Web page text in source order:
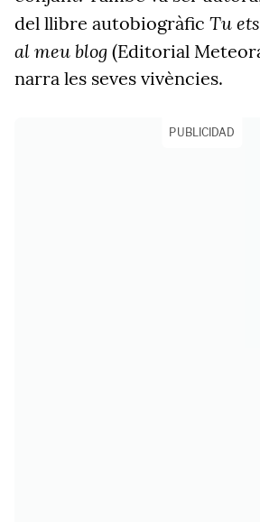
del llibre autobiogràfic Tu
al meu blog (Editorial
narra les seves vivències.
PUBLICIDAD